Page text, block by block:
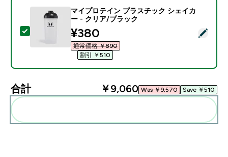
この商品を選択 - マイプロテイン プラスチック シェ
マイプロテイン プラスチック シェイカ
ー - クリア/ブラック
discounted price
¥380‎
通常価格 ￥890‎
割引 ￥510‎
合計 ￥9,060‎ Was ￥9,570‎ Save ￥510‎